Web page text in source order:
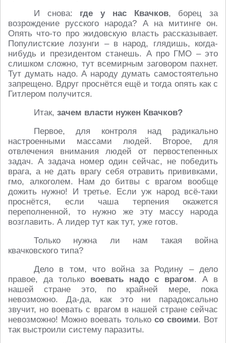
И снова: где у нас Квачков, борец за
возрождение русского народа? А на митинге он.
Опять что-то про жидовскую власть рассказывает.
Популистские лозунги – в народ, глядишь, когда-
нибудь и президентом станешь. А про ГМО – это
слишком сложно, тут всемирным заговором пахнет.
Тут думать надо. А народу думать самостоятельно
запрещено. Вдруг проснётся ещё и тогда опять как с
Гитлером получится.
Итак, зачем власти нужен Квачков?
Первое, для контроля над радикально
настроенными массами людей. Второе, для
отвлечения внимания людей от первостепенных
задач. А задача номер один сейчас, не победить
врага, а не дать врагу себя отравить прививками,
гмо, алкоголем. Нам до битвы с врагом вообще
дожить нужно! И третье. Если уж народ всё-таки
проснётся, если чаша терпения окажется
переполненной, то нужно же эту массу народа
возглавить. А лидер тут как тут, уже готов.
Только нужна ли нам такая война
квачковского типа?
Дело в том, что война за Родину – дело
правое, да только воевать надо с врагом. А в
нашей стране это, по крайней мере, пока
невозможно. Да-да, как это ни парадоксально
звучит, но воевать с врагом в нашей стране сейчас
невозможно! Можно воевать только со своими. Вот
так выстроили систему паразиты.